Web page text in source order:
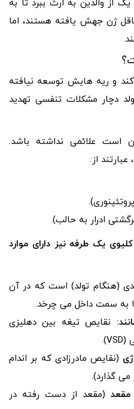
از والدین به ارث ببرد تا به
ژن جهش یافته هستند، اما
و ریه هایش توسعه نیافته
دچار مشکلات تنفسی تهدید
است علائمی نداشته باشد.
از:
ادرار به حالب).
یک طرفه نیز دارای موارد
(هنگام تولد) است که در آن
به سمت داخل می چرخد.
نقایص تیغه بین دهلیزی
(نقایص مادرزادی که بر اندام
می گذارد).
مقعد (مقعد از دست رفته در